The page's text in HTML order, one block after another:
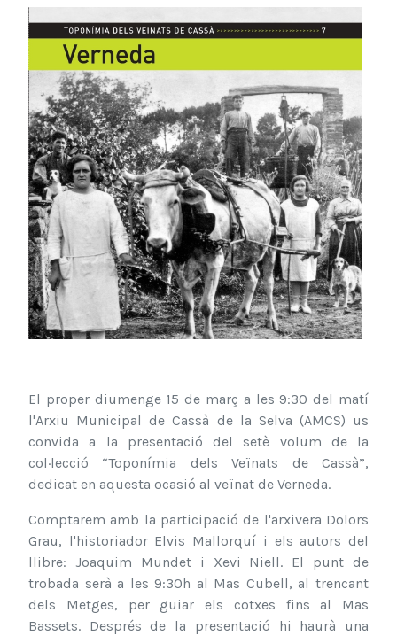
El proper diumenge 15 de març a les 9:30 del matí
l'Arxiu Municipal de Cassà de la Selva (AMCS) us
convida a la presentació del setè volum de la
col·lecció “Toponímia dels Veïnats de Cassà”,
dedicat en aquesta ocasió al veïnat de Verneda.
Comptarem amb la participació de l'arxivera Dolors
Grau, l'historiador Elvis Mallorquí i els autors del
llibre: Joaquim Mundet i Xevi Niell. El punt de
trobada serà a les 9:30h al Mas Cubell, al trencant
dels Metges, per guiar els cotxes fins al Mas
Bassets. Després de la presentació hi haurà una